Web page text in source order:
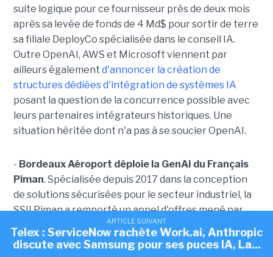
ARTICLE SUIVANT
Telex : Anthropic discute d'une puce IA avec
Samsung, OpenAI ouvre sa société de conseil...
suite logique pour ce fournisseur près de deux mois
après sa levée de fonds de 4 Md$ pour sortir de terre
sa filiale DeployCo spécialisée dans le conseil IA.
Outre OpenAI, AWS et Microsoft viennent par
ailleurs également d'annoncer la création de
structures dédiées d'intégration de systèmes IA
posant la question de la concurrence possible avec
leurs partenaires intégrateurs historiques. Une
situation héritée dont n'a pas à se soucier OpenAI.
- Bordeaux Aéroport déploie la GenAI du Français
Piman. Spécialisée depuis 2017 dans la conception
de solutions sécurisées pour le secteur industriel, la
SSII Piman a remporté un appel d'offres mené par
Bordeaux Aéroport en vue de s'équiper d'un
assistant GenAI. Après une phase de sélection d'une
ARTICLE SUIVANT
Telex : ServiceNow rachète Work.ai, Anthropic
discute avec Samsung pour ses puces IA, La...